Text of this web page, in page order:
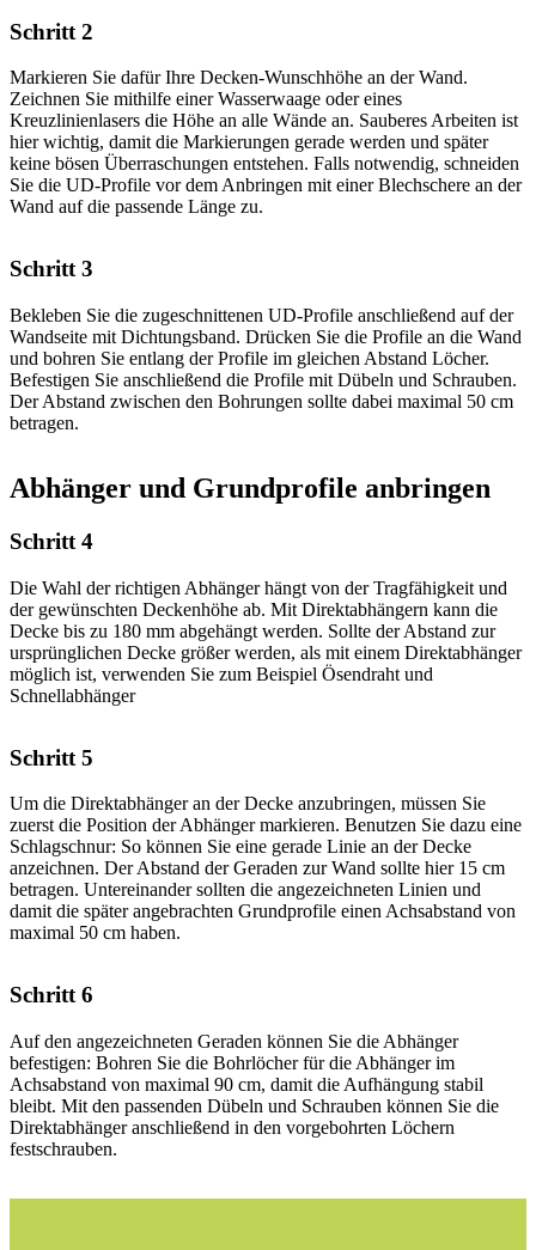
Schritt 2
Markieren Sie dafür Ihre Decken-Wunschhöhe an der Wand.
Zeichnen Sie mithilfe einer Wasserwaage oder eines
Kreuzlinienlasers die Höhe an alle Wände an. Sauberes Arbeiten ist
hier wichtig, damit die Markierungen gerade werden und später
keine bösen Überraschungen entstehen. Falls notwendig, schneiden
Sie die UD-Profile vor dem Anbringen mit einer Blechschere an der
Wand auf die passende Länge zu.
Schritt 3
Bekleben Sie die zugeschnittenen UD-Profile anschließend auf der
Wandseite mit Dichtungsband. Drücken Sie die Profile an die Wand
und bohren Sie entlang der Profile im gleichen Abstand Löcher.
Befestigen Sie anschließend die Profile mit Dübeln und Schrauben.
Der Abstand zwischen den Bohrungen sollte dabei maximal 50 cm
betragen.
Abhänger und Grundprofile anbringen
Schritt 4
Die Wahl der richtigen Abhänger hängt von der Tragfähigkeit und
der gewünschten Deckenhöhe ab. Mit Direktabhängern kann die
Decke bis zu 180 mm abgehängt werden. Sollte der Abstand zur
ursprünglichen Decke größer werden, als mit einem Direktabhänger
möglich ist, verwenden Sie zum Beispiel Ösendraht und
Schnellabhänger
Schritt 5
Um die Direktabhänger an der Decke anzubringen, müssen Sie
zuerst die Position der Abhänger markieren. Benutzen Sie dazu eine
Schlagschnur: So können Sie eine gerade Linie an der Decke
anzeichnen. Der Abstand der Geraden zur Wand sollte hier 15 cm
betragen. Untereinander sollten die angezeichneten Linien und
damit die später angebrachten Grundprofile einen Achsabstand von
maximal 50 cm haben.
Schritt 6
Auf den angezeichneten Geraden können Sie die Abhänger
befestigen: Bohren Sie die Bohrlöcher für die Abhänger im
Achsabstand von maximal 90 cm, damit die Aufhängung stabil
bleibt. Mit den passenden Dübeln und Schrauben können Sie die
Direktabhänger anschließend in den vorgebohrten Löchern
festschrauben.